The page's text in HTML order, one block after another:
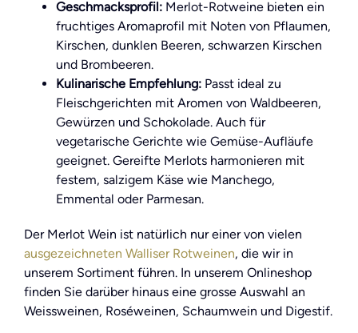
Geschmacksprofil: Merlot-Rotweine bieten ein
fruchtiges Aromaprofil mit Noten von Pflaumen,
Kirschen, dunklen Beeren, schwarzen Kirschen
und Brombeeren.
Kulinarische Empfehlung: Passt ideal zu
Fleischgerichten mit Aromen von Waldbeeren,
Gewürzen und Schokolade. Auch für
vegetarische Gerichte wie Gemüse-Aufläufe
geeignet. Gereifte Merlots harmonieren mit
festem, salzigem Käse wie Manchego,
Emmental oder Parmesan.
Der Merlot Wein ist natürlich nur einer von vielen
ausgezeichneten Walliser Rotweinen, die wir in
unserem Sortiment führen. In unserem Onlineshop
finden Sie darüber hinaus eine grosse Auswahl an
Weissweinen, Roséweinen, Schaumwein und Digestif.